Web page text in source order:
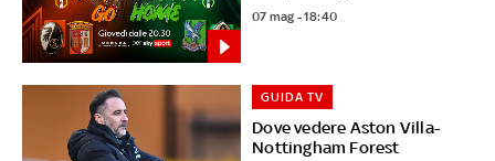
07 mag - 18:40
Dove vedere Aston Villa-
Nottingham Forest
GUIDA TV